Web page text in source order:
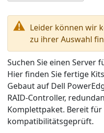
Leider können wir
zu ihrer Auswahl
Suchen Sie einen Server
Hier finden Sie fertige
Gebaut auf Dell
RAID-Controller,
Komplettpaket. Bereit
kompatibilitätsgeprüft.